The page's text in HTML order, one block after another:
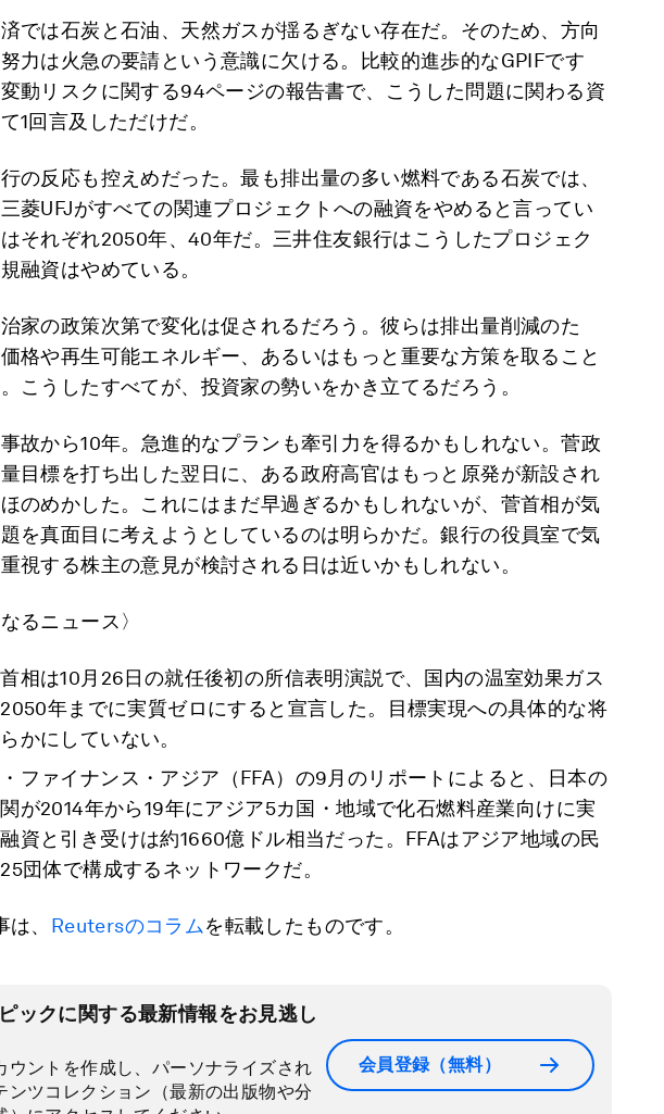
では石炭と石油、天然ガスが揺るぎない存在だ。そのため、方向
力は火急の要請という意識に欠ける。比較的進歩的なGPIFです
動リスクに関する94ページの報告書で、こうした問題に関わる資
1回言及しただけだ。
の反応も控えめだった。最も排出量の多い燃料である石炭では、
菱UFJがすべての関連プロジェクトへの融資をやめると言ってい
それぞれ2050年、40年だ。三井住友銀行はこうしたプロジェク
融資はやめている。
家の政策次第で変化は促されるだろう。彼らは排出量削減のた
格や再生可能エネルギー、あるいはもっと重要な方策を取ること
こうしたすべてが、投資家の勢いをかき立てるだろう。
故から10年。急進的なプランも牽引力を得るかもしれない。菅政
目標を打ち出した翌日に、ある政府高官はもっと原発が新設され
のめかした。これにはまだ早過ぎるかもしれないが、菅首相が気
を真面目に考えようとしているのは明らかだ。銀行の役員室で気
視する株主の意見が検討される日は近いかもしれない。
るニュース〉
相は10月26日の就任後初の所信表明演説で、国内の温室効果ガス
年までに実質ゼロにすると宣言した。目標実現への具体的な将
かにしていない。
ファイナンス・アジア（FFA）の9月のリポートによると、日本の
が2014年から19年にアジア5カ国・地域で化石燃料産業向けに実
資と引き受けは約1660億ドル相当だった。FFAはアジア地域の民
団体で構成するネットワークだ。
、 Reutersのコラムを転載したものです。
ックに関する最新情報をお見逃し
ウントを作成し、パーソナライズされ
ンツコレクション（最新の出版物や分
会員登録（無料）